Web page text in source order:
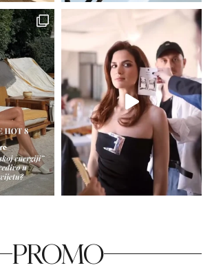
PROMO